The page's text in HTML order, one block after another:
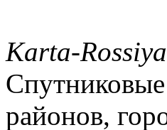
Karta-
районов,